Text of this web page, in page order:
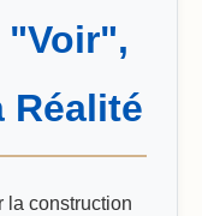
Réalité
la construction